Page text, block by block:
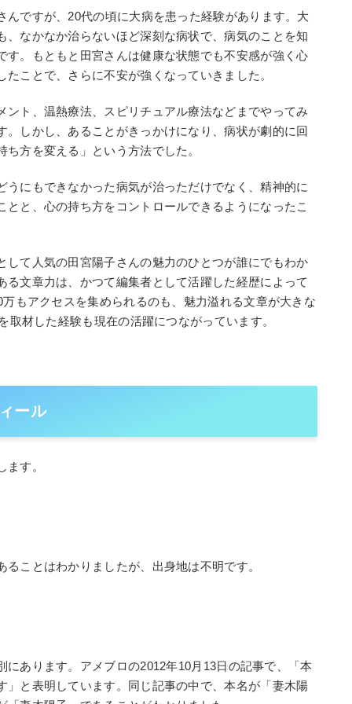
ですが、20代の頃に大病を患った経験があります。大
なかなか治らないほど深刻な病状で、病気のことを知
。もともと田宮さんは健康な状態でも不安感が強く心
ことで、さらに不安が強くなっていきました。
ト、温熱療法、スピリチュアル療法などまでやってみ
しかし、あることがきっかけになり、病状が劇的に回
方を変える」という方法でした。
にもできなかった病気が治っただけでなく、精神的に
と、心の持ち方をコントロールできるようになったこ
て人気の田宮陽子さんの魅力のひとつが誰にでもわか
文章力は、かつて編集者として活躍した経歴によって
もアクセスを集められるのも、魅力溢れる文章が大きな
材した経験も現在の活躍につながっています。
ール
す。
ことはわかりましたが、出身地は不明です。
あります。アメブロの2012年10月13日の記事で、「本
と表明しています。同じ記事の中で、本名が「妻木陽